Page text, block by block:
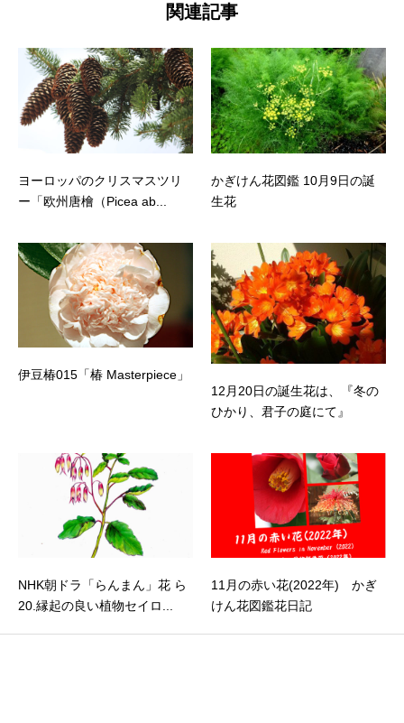
関連記事
ヨーロッパのクリスマスツリ
ー「欧州唐檜（Picea ab...
かぎけん花図鑑 10月9日の誕
生花
伊豆椿015「椿 Masterpiece」
12月20日の誕生花は、『冬の
ひかり、君子の庭にて』
NHK朝ドラ「らんまん」花 ら
20.縁起の良い植物セイロ...
11月の赤い花(2022年) かぎ
けん花図鑑花日記